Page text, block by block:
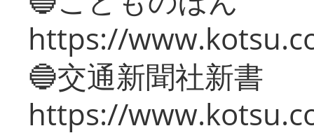
https://
🔵交通新聞社新書
https://